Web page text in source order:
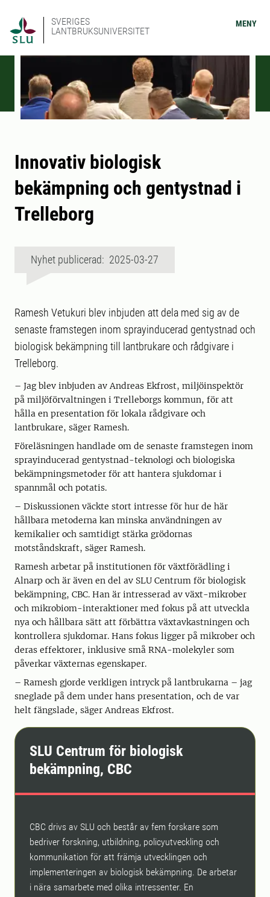
SVERIGES
LANTBRUKSUNIVERSITET
MENY
Innovativ biologisk
bekämpning och gentystnad i
Trelleborg
Nyhet publicerad: 2025-03-27
Ramesh Vetukuri blev inbjuden att dela med sig av de
senaste framstegen inom sprayinducerad gentystnad och
biologisk bekämpning till lantbrukare och rådgivare i
Trelleborg.
– Jag blev inbjuden av Andreas Ekfrost, miljöinspektör
på miljöförvaltningen i Trelleborgs kommun, för att
hålla en presentation för lokala rådgivare och
lantbrukare, säger Ramesh.
Föreläsningen handlade om de senaste framstegen inom
sprayinducerad gentystnad-teknologi och biologiska
bekämpningsmetoder för att hantera sjukdomar i
spannmål och potatis.
– Diskussionen väckte stort intresse för hur de här
hållbara metoderna kan minska användningen av
kemikalier och samtidigt stärka grödornas
motståndskraft, säger Ramesh.
Ramesh arbetar på institutionen för växtförädling i
Alnarp och är även en del av SLU Centrum för biologisk
bekämpning, CBC. Han är intresserad av växt-mikrober
och mikrobiom-interaktioner med fokus på att utveckla
nya och hållbara sätt att förbättra växtavkastningen och
kontrollera sjukdomar. Hans fokus ligger på mikrober och
deras effektorer, inklusive små RNA-molekyler som
påverkar växternas egenskaper.
– Ramesh gjorde verkligen intryck på lantbrukarna – jag
sneglade på dem under hans presentation, och de var
helt fängslade, säger Andreas Ekfrost.
SLU Centrum för biologisk
bekämpning, CBC
CBC drivs av SLU och består av fem forskare som
bedriver forskning, utbildning, policyutveckling och
kommunikation för att främja utvecklingen och
implementeringen av biologisk bekämpning. De arbetar
i nära samarbete med olika intressenter. En